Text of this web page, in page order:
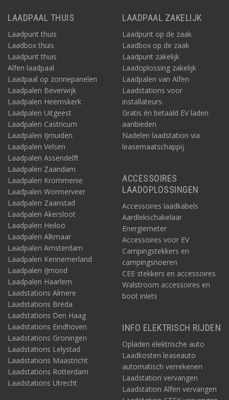
LAADPAAL THUIS
Laadpunt thuis
Laadbox thuis
Laadpunt thuis
Alfen laadpaal
Laadpaal op zonnepanelen
Laadpalen Beverwijk
Laadpalen Heemskerk
Laadpalen Uitgeest
Laadpalen Castricum
Laadpalen IJmuiden
Laadpalen Velsen
Laadpalen Assendelft
Laadpalen Zaandam
Laadpalen Krommenie
Laadpalen Wormerveer
Laadpalen Zaanstad
Laadpalen Akersloot
Laadpalen Heiloo
Laadpalen Alkmaar
Laadpalen Amsterdam
Laadpalen Kennemerland
Laadpalen IJmond
Laadpalen Haarlem
Laadstations Almere
Laadstations Breda
Laadstations Den Haag
Laadstations Eindhoven
Laadstations Groningen
Laadstations Lelystad
Laadstations Maastricht
Laadstations Rotterdam
Laadstations Utrecht
LAADPAAL ZAKELIJK
Laadpunt op de zaak
Laadbox op de zaak
Laadpunt zakelijk
Laadoplossing zakelijk
Laadpalen van Alfen
Laadstations voor
installateurs
Gratis én betaald EV laden
aanbieden
Nadelen laadstation via
leasemaatschappij
ACCESSOIRES
LAADOPLOSSINGEN
Accessoires laadkabels
Aardlekschakelaar
Energiemeter
Accessoires voor EV
Campingstekkers en
campingsnoeren
CEE stekkers en accessoires
Walstroom accessoires en
boot inlets
INFO ELEKTRISCH RIJDEN
Opladen elektrische auto
Laadkosten leaseauto
automatisch verrekenen
Laadstation vervangen
Laadstation Alfen vervangen